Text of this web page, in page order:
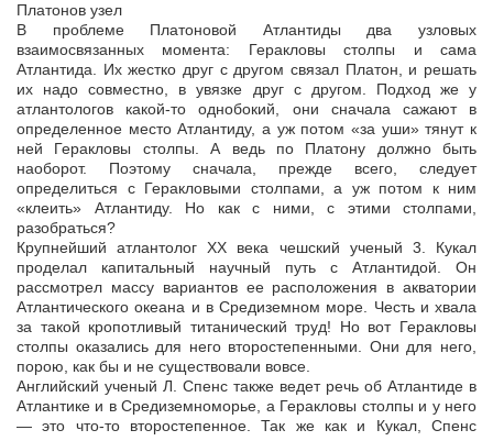
Платонов узел
В проблеме Платоновой Атлантиды два узловых
взаимосвязанных момента: Геракловы столпы и сама
Атлантида. Их жестко друг с другом связал Платон, и решать
их надо совместно, в увязке друг с другом. Подход же у
атлантологов какой-то однобокий, они сначала сажают в
определенное место Атлантиду, а уж потом «за уши» тянут к
ней Геракловы столпы. А ведь по Платону должно быть
наоборот. Поэтому сначала, прежде всего, следует
определиться с Геракловыми столпами, а уж потом к ним
«клеить» Атлантиду. Но как с ними, с этими столпами,
разобраться?
Крупнейший атлантолог XX века чешский ученый 3. Кукал
проделал капитальный научный путь с Атлантидой. Он
рассмотрел массу вариантов ее расположения в акватории
Атлантического океана и в Средиземном море. Честь и хвала
за такой кропотливый титанический труд! Но вот Геракловы
столпы оказались для него второстепенными. Они для него,
порою, как бы и не существовали вовсе.
Английский ученый Л. Спенс также ведет речь об Атлантиде в
Атлантике и в Средиземноморье, а Геракловы столпы и у него
— это что-то второстепенное. Так же как и Кукал, Спенс